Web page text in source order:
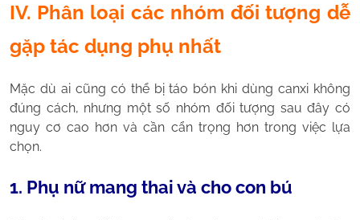
IV. Phân loại các nhóm đối tượng dễ
gặp tác dụng phụ nhất
Mặc dù ai cũng có thể bị táo bón khi dùng canxi không
đúng cách, nhưng một số nhóm đối tượng sau đây có
nguy cơ cao hơn và cần cẩn trọng hơn trong việc lựa
chọn.
1. Phụ nữ mang thai và cho con bú